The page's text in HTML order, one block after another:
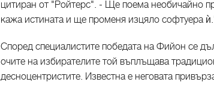
цитиран от "Ройтерс". - Ще поема необичайно
кажа истината и ще променя изцяло софтуера
Според специалистите победата на Фийон се
очите на избирателите той въплъщава
десноцентристите. Известна е неговата